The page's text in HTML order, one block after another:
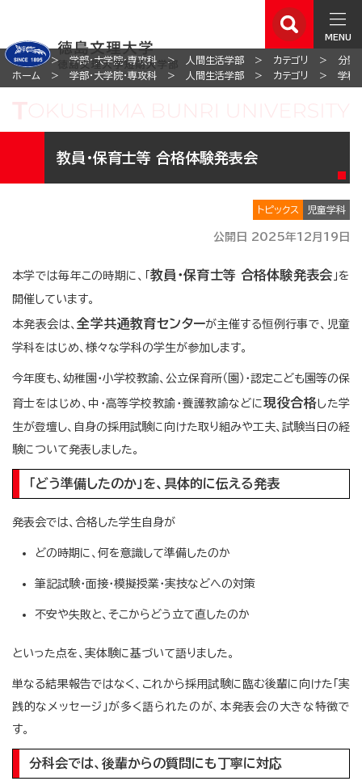
MENU
ホーム 学部・大学院・専攻科 人間生活学部 カテゴリ
分野
ホーム
学部・大学院・専攻科 人間生活学部 カテゴリ 学科
教員・保育士等 合格体験発表会
トピックス 児童学科
公開日 2025年12月19日
本学では毎年この時期に、「教員・保育士等 合格体験発表会 」を
開催しています。
本発表会は、全学共通教育センターが主催する恒例行事で、児童
学科をはじめ、様々な学科の学生が参加します。
今年度も、幼稚園・小学校教諭、公立保育所（園）・認定こども園等の保
育士をはじめ、中・高等学校教諭・養護教諭などに現役合格した学
生が登壇し、自身の採用試験に向けた取り組みや工夫、試験当日の経
験について発表しました。
「どう準備したのか」を、具体的に伝える発表
発表会では、合格した学生自身が
どの時期に、何を意識して準備したのか
筆記試験・面接・模擬授業・実技などへの対策
不安や失敗と、そこからどう立て直したのか
といった点を、実体験に基づいて語りました。
単なる結果報告ではなく、これから採用試験に臨む後輩に向けた「実
践的なメッセージ」が多く語られたのが、本発表会の大きな特徴で
す。
分科会では、後輩からの質問にも丁寧に対応